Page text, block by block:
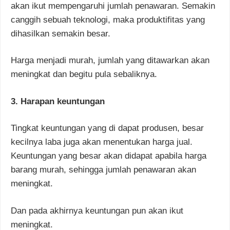
akan ikut mempengaruhi jumlah penawaran. Semakin
canggih sebuah teknologi, maka produktifitas yang
dihasilkan semakin besar.
Harga menjadi murah, jumlah yang ditawarkan akan
meningkat dan begitu pula sebaliknya.
3. Harapan keuntungan
Tingkat keuntungan yang di dapat produsen, besar
kecilnya laba juga akan menentukan harga jual.
Keuntungan yang besar akan didapat apabila harga
barang murah, sehingga jumlah penawaran akan
meningkat.
Dan pada akhirnya keuntungan pun akan ikut
meningkat.